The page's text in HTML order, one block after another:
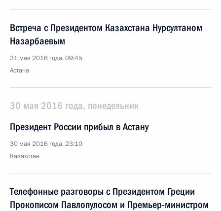
Встреча с Президентом Казахстана Нурсултаном
Назарбаевым
31 мая 2016 года, 09:45
Астана
30 мая 2016 года, понедельник
Президент России прибыл в Астану
30 мая 2016 года, 23:10
Казахстан
Телефонные разговоры с Президентом Греции
Прокописом Павлопулосом и Премьер-министром